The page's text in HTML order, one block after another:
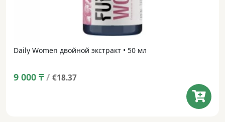
Daily Women двойной экстракт • 50 мл
9 000 ₸ / €18.37